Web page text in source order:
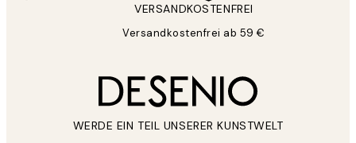
VERSANDKOSTENFREI
Versandkostenfrei ab 59 €
WERDE EIN TEIL UNSERER KUNSTWELT